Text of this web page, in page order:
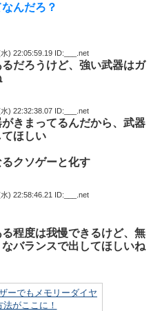
んだろ？
) 22:05:59.19 ID:___.net
だろうけど、強い武器はガ
) 22:32:38.07 ID:___.net
きまってるんだから、武器
ほしい
クソゲーと化す
) 22:58:46.21 ID:___.net
程度は我慢できるけど、無
バランスで出してほしいね
ーでもメモリーダイヤ
がここに！